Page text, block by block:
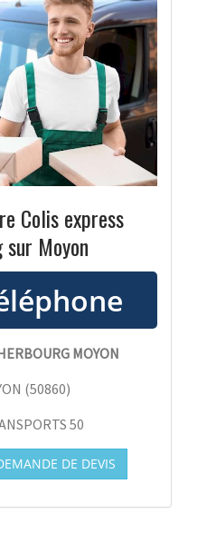
Colis express
sur Moyon
MOYON
(50860)
50
DE DEVIS